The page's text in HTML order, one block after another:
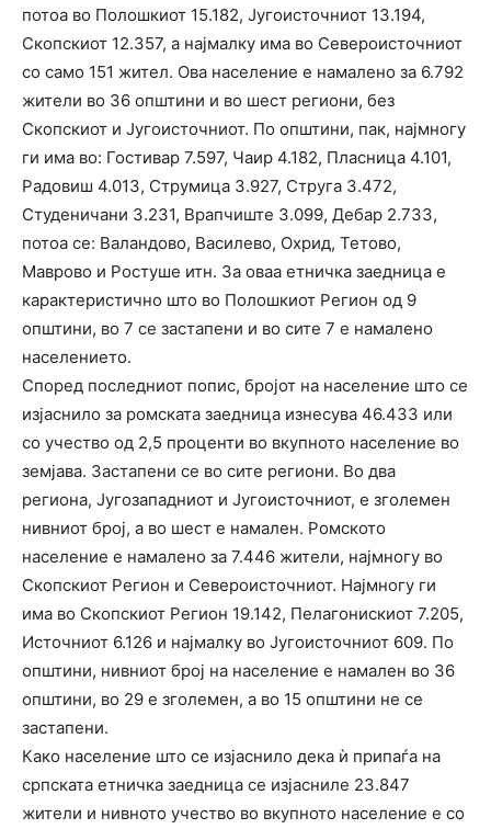
потоа во Полошкиот 15.182, Југоисточниот 13.194,
Скопскиот 12.357, а најмалку има во Североисточниот
со само 151 жител. Ова население е намалено за 6.792
жители во 36 општини и во шест региони, без
Скопскиот и Југоисточниот. По општини, пак, најмногу
ги има во: Гостивар 7.597, Чаир 4.182, Пласница 4.101,
Радовиш 4.013, Струмица 3.927, Струга 3.472,
Студеничани 3.231, Врапчиште 3.099, Дебар 2.733,
потоа се: Валандово, Василево, Охрид, Тетово,
Маврово и Ростуше итн. За оваа етничка заедница е
карактеристично што во Полошкиот Регион од 9
општини, во 7 се застапени и во сите 7 е намалено
населението.
Според последниот попис, бројот на население што се
изјаснило за ромската заедница изнесува 46.433 или
со учество од 2,5 проценти во вкупното население во
земјава. Застапени се во сите региони. Во два
региона, Југозападниот и Југоисточниот, е зголемен
нивниот број, а во шест е намален. Ромското
население е намалено за 7.446 жители, најмногу во
Скопскиот Регион и Североисточниот. Најмногу ги
има во Скопскиот Регион 19.142, Пелагонискиот 7.205,
Источниот 6.126 и најмалку во Југоисточниот 609. По
општини, нивниот број на население е намален во 36
општини, во 29 е зголемен, а во 15 општини не се
застапени.
Како население што се изјаснило дека ѝ припаѓа на
српската етничка заедница се изјасниле 23.847
жители и нивното учество во вкупното население е со